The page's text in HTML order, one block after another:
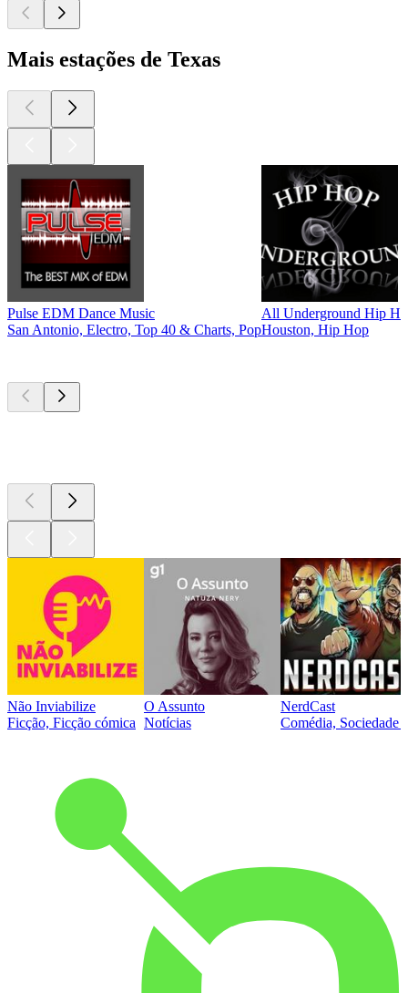
Mais estações de Texas
Pulse EDM Dance Music
San Antonio, Electro, Top 40 & Charts, Pop
All Underground Hip
Houston, Hip Hop
Não Inviabilize
Ficção, Ficção cómica
O Assunto
Notícias
NerdCast
Comédia, Sociedade